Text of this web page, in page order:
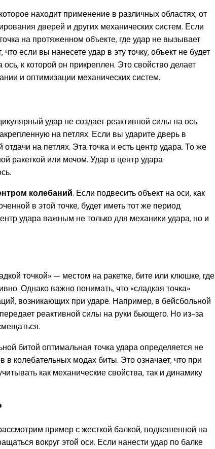
находит применение в различных областях, от
дверей и других механических систем. Если
на протяженном объекте, где удар не вызывает
если вы нанесете удар в эту точку, объект не будет
к которой он прикреплен. Это свойство делает
и оптимизации механических систем.
удар не создает реактивной силы на ось
на петлях. Если вы ударите дверь в
на петлях. Эта точка и есть центр удара. То же
ракеткой или мечом. Удар в центр удара
колебаний. Если подвесить объект на оси, как
в этой точке, будет иметь тот же период
удара важным не только для механики удара, но и
точкой» — местом на ракетке, бите или клюшке, где
Однако важно понимать, что «сладкая точка»
возникающих при ударе. Например, в бейсбольной
реактивной силы на руки бьющего. Но из-за
битой оптимальная точка удара определяется не
колебательных модах биты. Это означает, что при
как механические свойства, так и динамику
пример с жесткой балкой, подвешенной на
вокруг этой оси. Если нанести удар по балке